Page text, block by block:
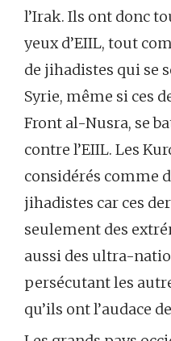
l’Irak. Ils ont donc
yeux d’EIIL, tout
de jihadistes qui se
Syrie, même si ces
Front al-Nusra, se
contre l’EIIL. Les
considérés comme
jihadistes car ces
seulement des
aussi des ultra-
persécutant les
qu’ils ont l’audace